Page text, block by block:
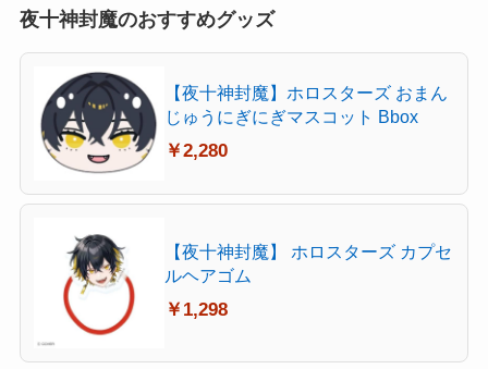
夜十神封魔のおすすめグッズ
【夜十神封魔】ホロスターズ おまん
じゅうにぎにぎマスコット Bbox
￥2,280
【夜十神封魔】 ホロスターズ カプセ
ルヘアゴム
￥1,298